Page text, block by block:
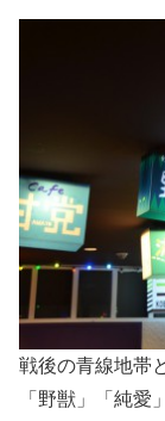
戦後の青線地帯
「野獣」「純愛」